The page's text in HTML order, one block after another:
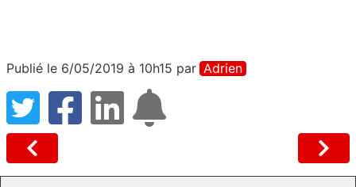
Publié le 6/05/2019 à 10h15 par Adrien